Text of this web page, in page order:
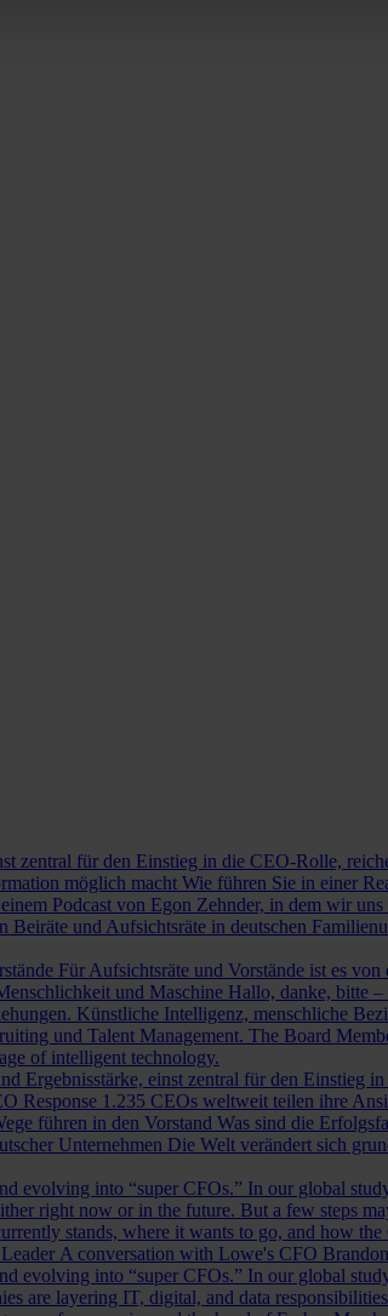
zentral für den Einstieg in die CEO-Rolle,
möglich macht Wie führen Sie in einer
Podcast von Egon Zehnder, in dem wir
Beiräte und Aufsichtsräte in deutschen
Für Aufsichtsräte und Vorstände ist es
und Maschine Hallo, danke, bitte
Künstliche Intelligenz, menschliche
und Talent Management. The Board
of intelligent technology.
Ergebnisstärke, einst zentral für den Einstieg
Response 1.235 CEOs weltweit teilen ihre
führen in den Vorstand Was sind die
Unternehmen Die Welt verändert sich
evolving into “super CFOs.” In our global
right now or in the future. But a few steps
stands, where it wants to go, and how
A conversation with Lowe's CFO
evolving into “super CFOs.” In our global
are layering IT, digital, and data